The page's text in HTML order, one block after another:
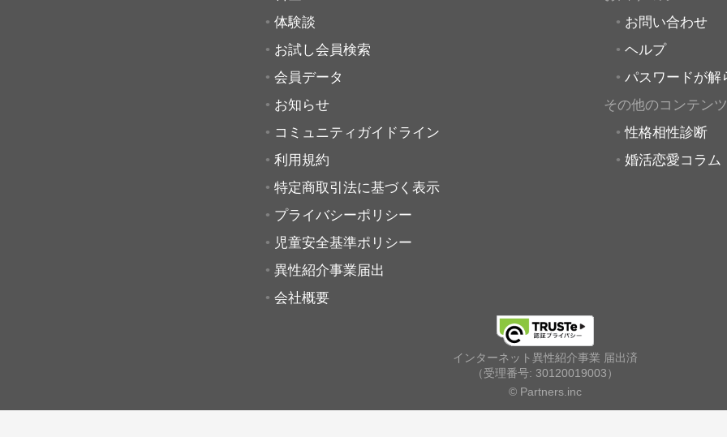
体験談
お試し会員検索
会員データ
お知らせ
コミュニティガイドライン
利用規約
特定商取引法に基づく表示
プライバシーポリシー
児童安全基準ポリシー
異性紹介事業届出
会社概要
お問い合わせ
ヘルプ
パスワードが解
その他のコンテンツ
性格相性診断
婚活恋愛コラム
インターネット異性紹介事業 届出済
（受理番号: 30120019003）
© Partners.inc